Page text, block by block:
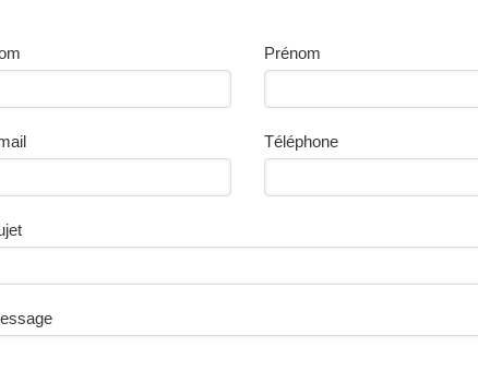
Prénom
Téléphone